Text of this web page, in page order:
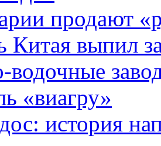
продают
Китая выпил
водочные
«виагру»
история